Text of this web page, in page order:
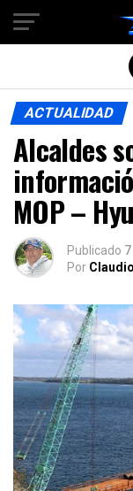
ACTUALIDAD
Alcaldes
MOP –
Publicado
Por